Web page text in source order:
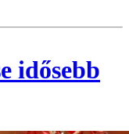
idősebb